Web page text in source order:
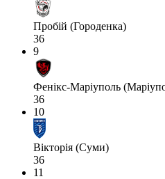
Пробій (Городенка)
36
9
Фенікс-Маріуполь
36
10
Вікторія (Суми)
36
11